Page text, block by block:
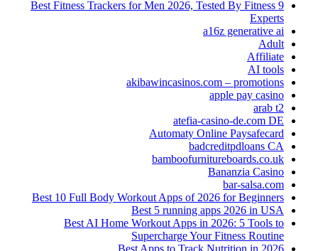
9 Best Fitness Trackers for Men 2026, Tested By Fitness
Experts
a16z generative ai
Adult
Affiliate
AI tools
akibawincasinos.com – promotions
apple pay casino
arab t2
atefia-casino-de.com DE
Automaty Online Paysafecard
badcreditpdloans CA
bamboofurnitureboards.co.uk
Bananzia Casino
bar-salsa.com
Best 10 Full Body Workout Apps of 2026 for Beginners
Best 5 running apps 2026 in USA
Best AI Home Workout Apps in 2026: 5 Tools to
Supercharge Your Fitness Routine